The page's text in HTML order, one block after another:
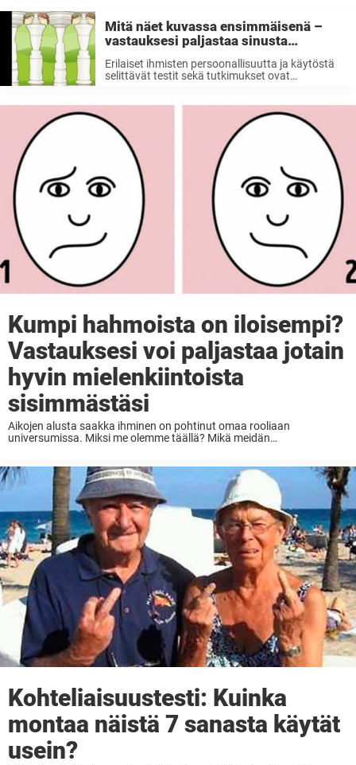
Mitä näet kuvassa ensimmäisenä –
vastauksesi paljastaa sinusta
enemmän kuin uskoisit
Erilaiset ihmisten persoonallisuutta ja käytöstä
selittävät testit sekä tutkimukset ovat
kämmenten viivoja, lukemaan kortteja aina
nykyaikaisen teknologian mahdollistamien
testien sekä muiden kyselyiden tekemiseen
internetissä. ...
Kumpi hahmoista on iloisempi?
Vastauksesi voi paljastaa jotain
hyvin mielenkiintoista
sisimmästäsi
Aikojen alusta saakka ihminen on pohtinut omaa rooliaan
universumissa. Miksi me olemme täällä? Mikä meidän
lukematon määrä erilaisia ...
Kohteliaisuustesti: Kuinka
montaa näistä 7 sanasta käytät
usein?